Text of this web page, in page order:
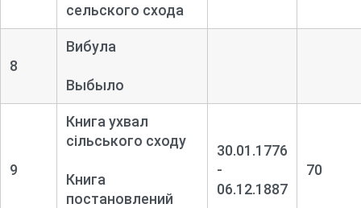
сельского схода
8
Вибула
Выбыло
9
Книга ухвал
сільського сходу
Книга
постановлений
30.01.1776
-
06.12.1887
70